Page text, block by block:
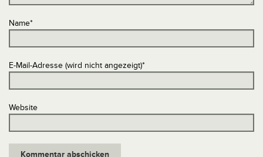
Name*
E-Mail-Adresse (wird nicht angezeigt)*
Website